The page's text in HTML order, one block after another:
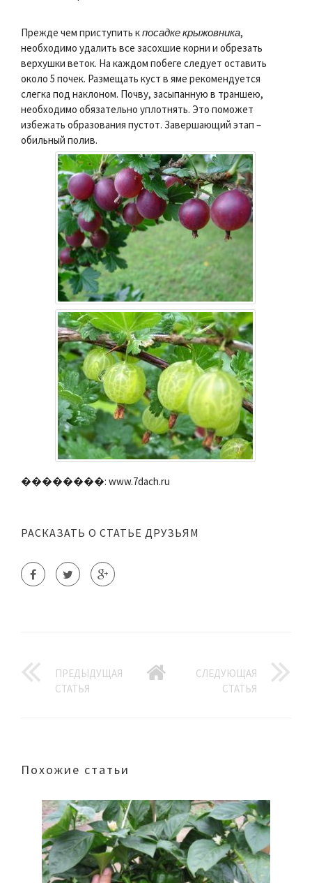
Прежде чем приступить кпосадке крыжовника,
необходимо удалить все засохшие корни и обрезать
верхушки веток. На каждом побеге следует оставить
около 5 почек. Размещать куст в яме рекомендуется
слегка под наклоном. Почву, засыпанную в траншею,
необходимо обязательно уплотнять. Это поможет
избежать образования пустот. Завершающий этап –
обильный полив.
��������: www.7dach.ru
РАСКАЗАТЬ О СТАТЬЕ ДРУЗЬЯМ
ПРЕДЫДУЩАЯ
СТАТЬЯ
СЛЕДУЮЩАЯ
СТАТЬЯ
Похожие статьи